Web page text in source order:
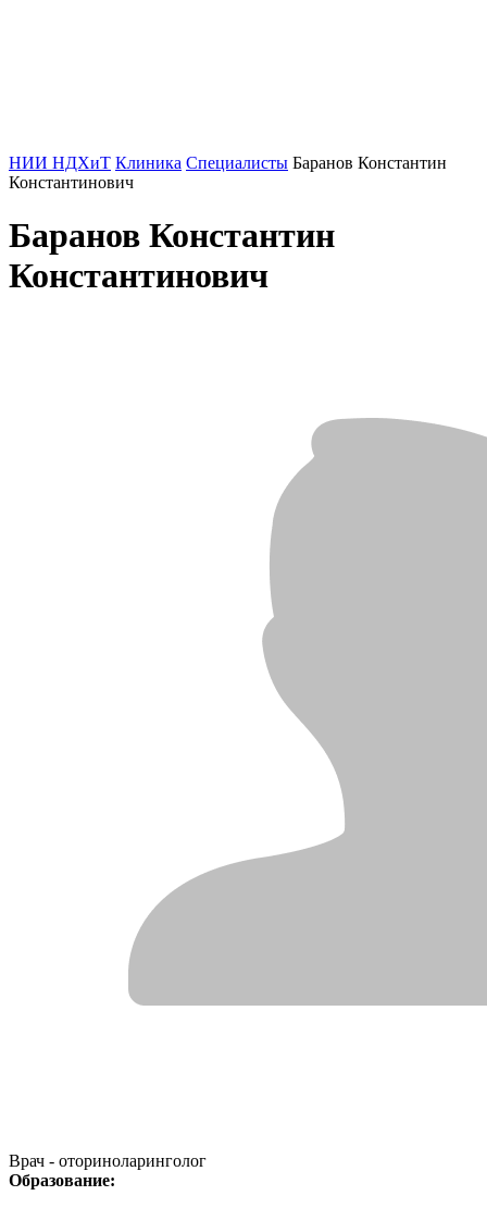
НИИ НДХиТ Клиника Специалисты Баранов Константин
Константинович
Баранов Константин
Константинович
Врач - оториноларинголог
Образование: